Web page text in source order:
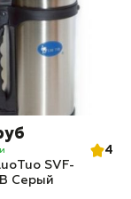
4
SVF-
Серый